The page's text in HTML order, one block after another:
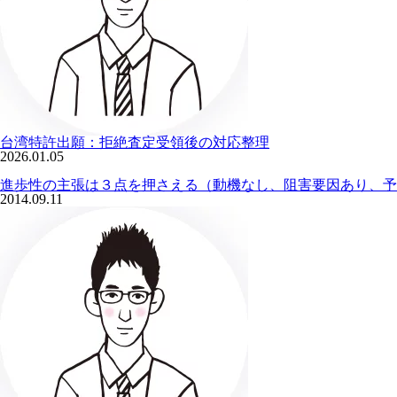
台湾特許出願：拒絶査定受領後の対応整理
2026.01.05
進歩性の主張は３点を押さえる（動機なし、阻害要因あり、予
2014.09.11